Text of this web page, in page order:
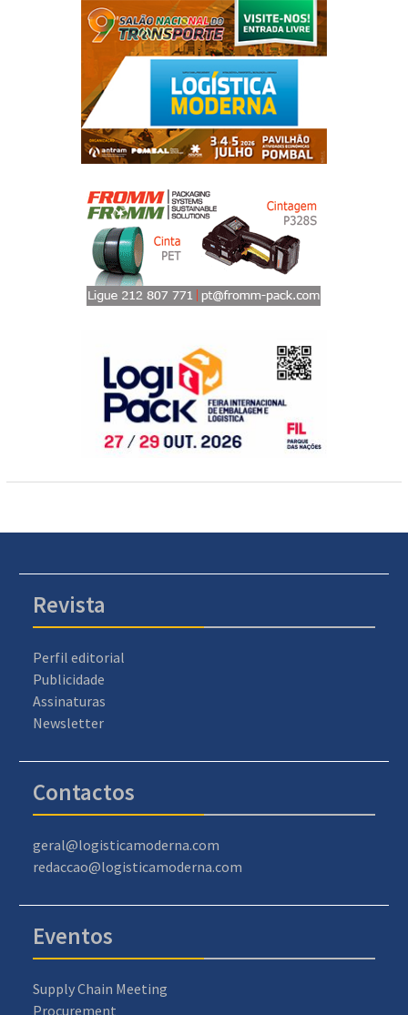
Revista
Perfil editorial
Publicidade
Assinaturas
Newsletter
Contactos
geral@logisticamoderna.com
redaccao@logisticamoderna.com
Eventos
Supply Chain Meeting
Procurement